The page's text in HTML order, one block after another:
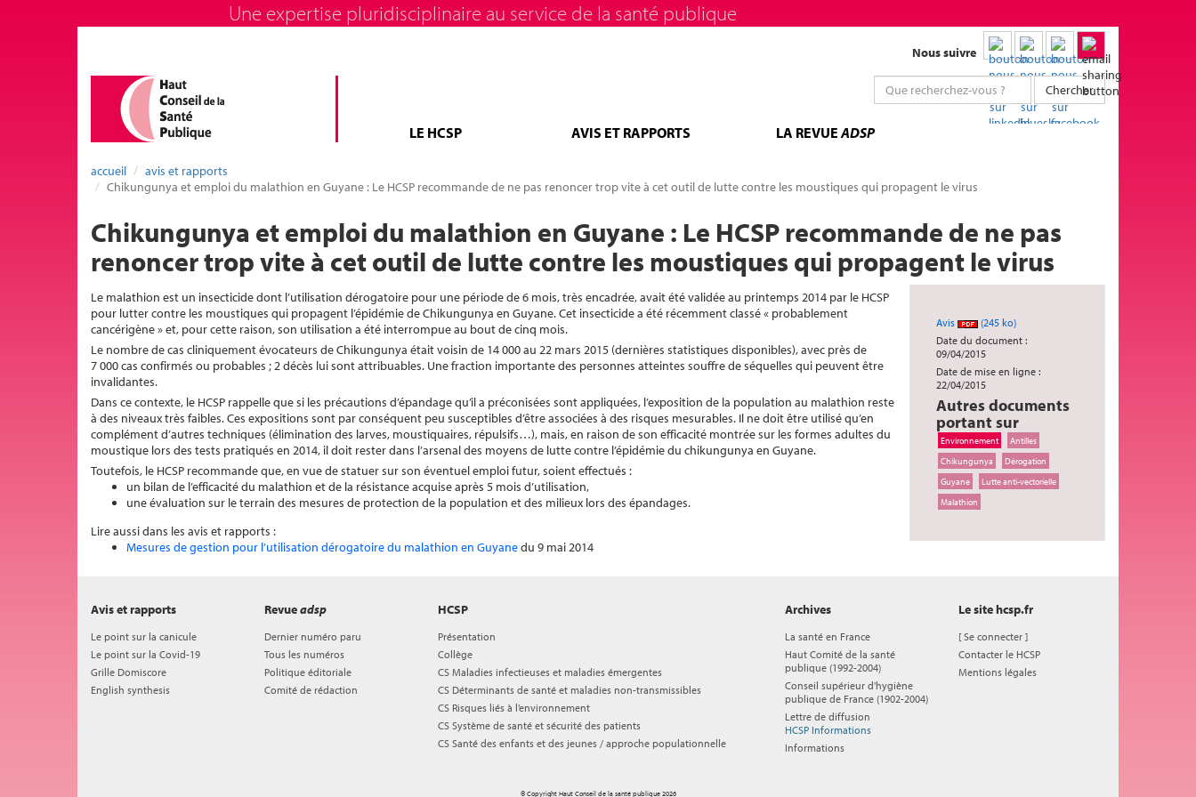
Une expertise pluridisciplinaire au service de la santé publique
Nous suivre
Chercher
LE HCSP AVIS ET RAPPORTS LA REVUEADSP
accueil
avis et rapports
Chikungunya et emploi du malathion en Guyane : Le HCSP recommande de ne pas renoncer trop vite à cet outil de lutte contre les moustiques qui propagent le virus
Chikungunya et emploi du malathion en Guyane : Le HCSP recommande de ne pas
renoncer trop vite à cet outil de lutte contre les moustiques qui propagent le virus
Avis
(245 ko)
Date du document :
09/04/2015
Date de mise en ligne :
22/04/2015
Autres documents
portant sur
Environnement
Antilles
Chikungunya
Dérogation
Guyane
Lutte anti-vectorielle
Malathion
Le malathion est un insecticide dont l’utilisation dérogatoire pour une période de 6 mois, très encadrée, avait été validée au printemps 2014 par le HCSP
pour lutter contre les moustiques qui propagent l’épidémie de Chikungunya en Guyane. Cet insecticide a été récemment classé « probablement
cancérigène » et, pour cette raison, son utilisation a été interrompue au bout de cinq mois.
Le nombre de cas cliniquement évocateurs de Chikungunya était voisin de 14 000 au 22 mars 2015 (dernières statistiques disponibles), avec près de
7 000 cas confirmés ou probables ; 2 décès lui sont attribuables. Une fraction importante des personnes atteintes souffre de séquelles qui peuvent être
invalidantes.
Dans ce contexte, le HCSP rappelle que si les précautions d’épandage qu’il a préconisées sont appliquées, l’exposition de la population au malathion reste
à des niveaux très faibles. Ces expositions sont par conséquent peu susceptibles d’être associées à des risques mesurables. Il ne doit être utilisé qu’en
complément d’autres techniques (élimination des larves, moustiquaires, répulsifs…), mais, en raison de son efficacité montrée sur les formes adultes du
moustique lors des tests pratiqués en 2014, il doit rester dans l’arsenal des moyens de lutte contre l’épidémie du chikungunya en Guyane.
Toutefois, le HCSP recommande que, en vue de statuer sur son éventuel emploi futur, soient effectués :
un bilan de l’efficacité du malathion et de la résistance acquise après 5 mois d’utilisation,
une évaluation sur le terrain des mesures de protection de la population et des milieux lors des épandages.
Lire aussi dans les avis et rapports :
Mesures de gestion pour l’utilisation dérogatoire du malathion en Guyanedu 9 mai 2014
HCSP
Présentation
Collège
CS Maladies infectieuses et maladies émergentes
CS Déterminants de santé et maladies non-transmissibles
CS Risques liés à l’environnement
CS Système de santé et sécurité des patients
CS Santé des enfants et des jeunes / approche populationnelle
Avis et rapports
Le point sur la canicule
Le point sur la Covid-19
Grille Domiscore
English synthesis
Revueadsp
Dernier numéro paru
Tous les numéros
Politique éditoriale
Comité de rédaction
Archives
La santé en France
Haut Comité de la santé
publique (1992-2004)
Conseil supérieur d'hygiène
publique de France (1902-2004)
Lettre de diffusion
HCSP Informations
Informations
Le site hcsp.fr
[Se connecter ]
Contacter le HCSP
Mentions légales
© Copyright Haut Conseil de la santé publique 2026